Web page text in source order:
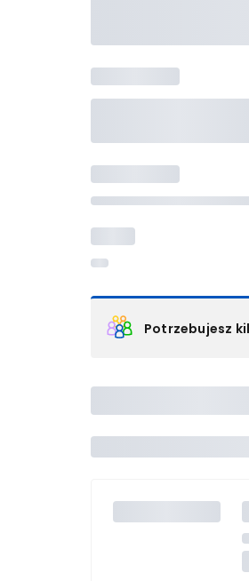
Potrzebujesz
Wybierz jedną z ofert z
lubskontaktuj się z nami,
Maksymalna liczba